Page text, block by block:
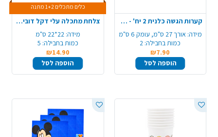
קערות הגשה כלנית 2 יח' - שקוף
מידה: אורך 27 ס"מ, עומק 6 ס"מ
כמות בחבילה: 2
₪7.90
הוספה לסל
כלים מתכלים 1+2 מתנה
צלחת מתכלה עלי דקל דובי 5 יח'
מידה: 22*22 ס"מ
כמות בחבילה: 5
₪14.90
הוספה לסל